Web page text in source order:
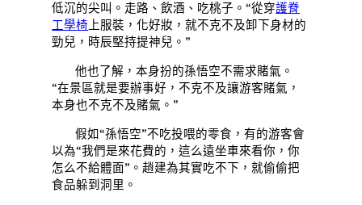
低沉的尖叫。走路、飲酒、吃桃子。“從穿護脊
工學椅 上服裝，化好妝，就不克不及卸下身材的
勁兒，時辰堅持提神兒。”
他也了解，本身扮的孫悟空不需求賭氣。
“在景區就是要辦事好，不克不及讓游客賭氣，
本身也不克不及賭氣。”
假如“孫悟空”不吃投喂的零食，有的游客會
以為“我們是來花費的，這么遠坐車來看你，你
怎么不給體面”。趙建為其實吃不下，就偷偷把
食品躲到洞里。